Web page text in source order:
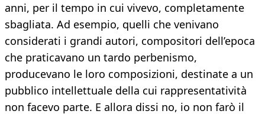
anni, per il tempo in cui vivevo, completamente
sbagliata. Ad esempio, quelli che venivano
considerati i grandi autori, compositori dell’epoca
che praticavano un tardo perbenismo,
producevano le loro composizioni, destinate a un
pubblico intellettuale della cui rappresentatività
non facevo parte. E allora dissi no, io non farò il